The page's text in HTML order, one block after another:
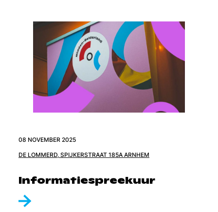
08 NOVEMBER 2025
DE LOMMERD, SPIJKERSTRAAT 185A ARNHEM
Informatiespreekuur